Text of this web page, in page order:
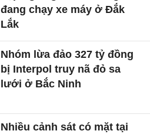
đang chạy xe máy ở Đắk
Lắk
Nhóm lừa đảo 327 tỷ đồng
bị Interpol truy nã đỏ sa
lưới ở Bắc Ninh
Nhiều cảnh sát có mặt tại